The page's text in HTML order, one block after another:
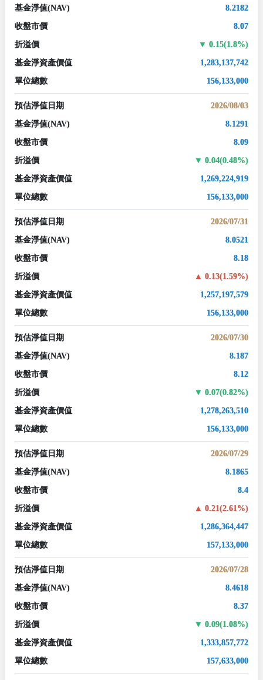
基金淨值(NAV) 8.2182
收盤市價 8.07
折溢價 0.15(1.8%)
基金淨資產價值 1,283,137,742
單位總數 156,133,000
預估淨值日期 2026/08/03
基金淨值(NAV) 8.1291
收盤市價 8.09
折溢價 0.04(0.48%)
基金淨資產價值 1,269,224,919
單位總數 156,133,000
預估淨值日期 2026/07/31
基金淨值(NAV) 8.0521
收盤市價 8.18
折溢價 0.13(1.59%)
基金淨資產價值 1,257,197,579
單位總數 156,133,000
預估淨值日期 2026/07/30
基金淨值(NAV) 8.187
收盤市價 8.12
折溢價 0.07(0.82%)
基金淨資產價值 1,278,263,510
單位總數 156,133,000
預估淨值日期 2026/07/29
基金淨值(NAV) 8.1865
收盤市價 8.4
折溢價 0.21(2.61%)
基金淨資產價值 1,286,364,447
單位總數 157,133,000
預估淨值日期 2026/07/28
基金淨值(NAV) 8.4618
收盤市價 8.37
折溢價 0.09(1.08%)
基金淨資產價值 1,333,857,772
單位總數 157,633,000